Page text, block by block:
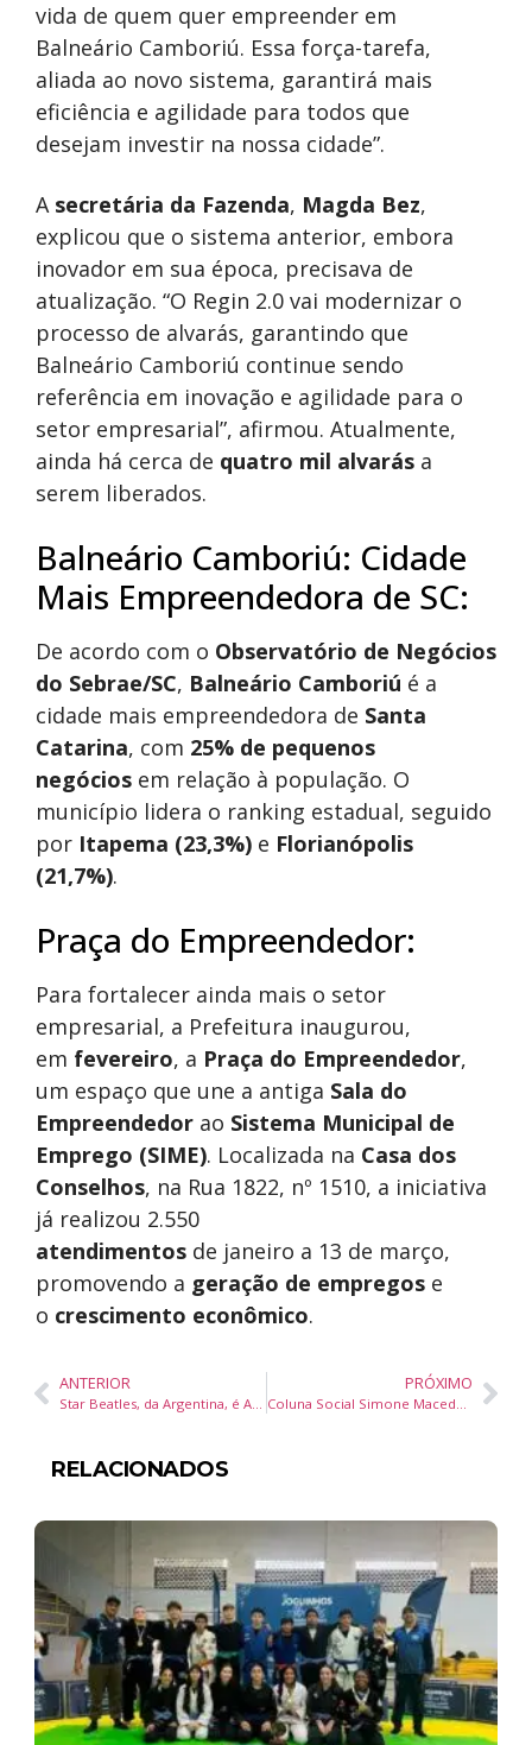
vida de quem quer empreender em
Balneário Camboriú. Essa força-tarefa,
aliada ao novo sistema, garantirá mais
eficiência e agilidade para todos que
desejam investir na nossa cidade”.
A secretária da Fazenda, Magda Bez,
explicou que o sistema anterior, embora
inovador em sua época, precisava de
atualização. “O Regin 2.0 vai modernizar o
processo de alvarás, garantindo que
Balneário Camboriú continue sendo
referência em inovação e agilidade para o
setor empresarial”, afirmou. Atualmente,
ainda há cerca de quatro mil alvarás a
serem liberados.
Balneário Camboriú: Cidade
Mais Empreendedora de SC:
De acordo com o Observatório de Negócios
do Sebrae/SC, Balneário Camboriú é a
cidade mais empreendedora de Santa
Catarina, com 25% de pequenos
negócios em relação à população. O
município lidera o ranking estadual, seguido
por Itapema (23,3%) e Florianópolis
(21,7%).
Praça do Empreendedor:
Para fortalecer ainda mais o setor
empresarial, a Prefeitura inaugurou,
em fevereiro, a Praça do Empreendedor,
um espaço que une a antiga Sala do
Empreendedor ao Sistema Municipal de
Emprego (SIME). Localizada na Casa dos
Conselhos, na Rua 1822, nº 1510, a iniciativa
já realizou 2.550
atendimentos de janeiro a 13 de março,
promovendo a geração de empregos e
o crescimento econômico.
ANTERIOR
Star Beatles, da Argentina, é Atração Principal do Festival Brasileiro da Cerveja em Balneário Camboriú
PRÓXIMO
Coluna Social Simone Macedo – Jornal Diário DC – 14 março25
RELACIONADOS